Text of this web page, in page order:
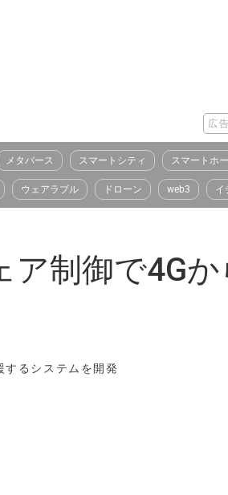
広
メタバース スマートシティ スマートホ
ウェアラブル ドローン web3 イ
ア制御で4G
するシステムを開発